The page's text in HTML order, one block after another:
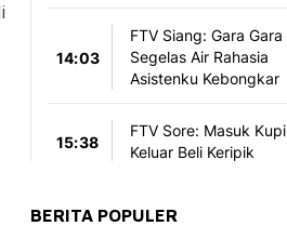
BERITA POPULER